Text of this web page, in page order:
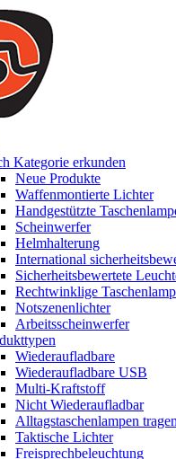
ensure that we provide you
continuing to browse this
to help us analyze how
experience. To learn more
you can access our
Kategorie erkunden
Neue Produkte
Waffenmontierte Lichter
Handgestützte
Scheinwerfer
Helmhalterung
International
Sicherheitsbewertete
Rechtwinklige
Notszenenlichter
Arbeitsscheinwerfer
Wiederaufladbare
Wiederaufladbare USB
Multi-Kraftstoff
Nicht Wiederaufladbar
Alltagstaschenlampen tragen
Taktische Lichter
Freisprechbeleuchtung